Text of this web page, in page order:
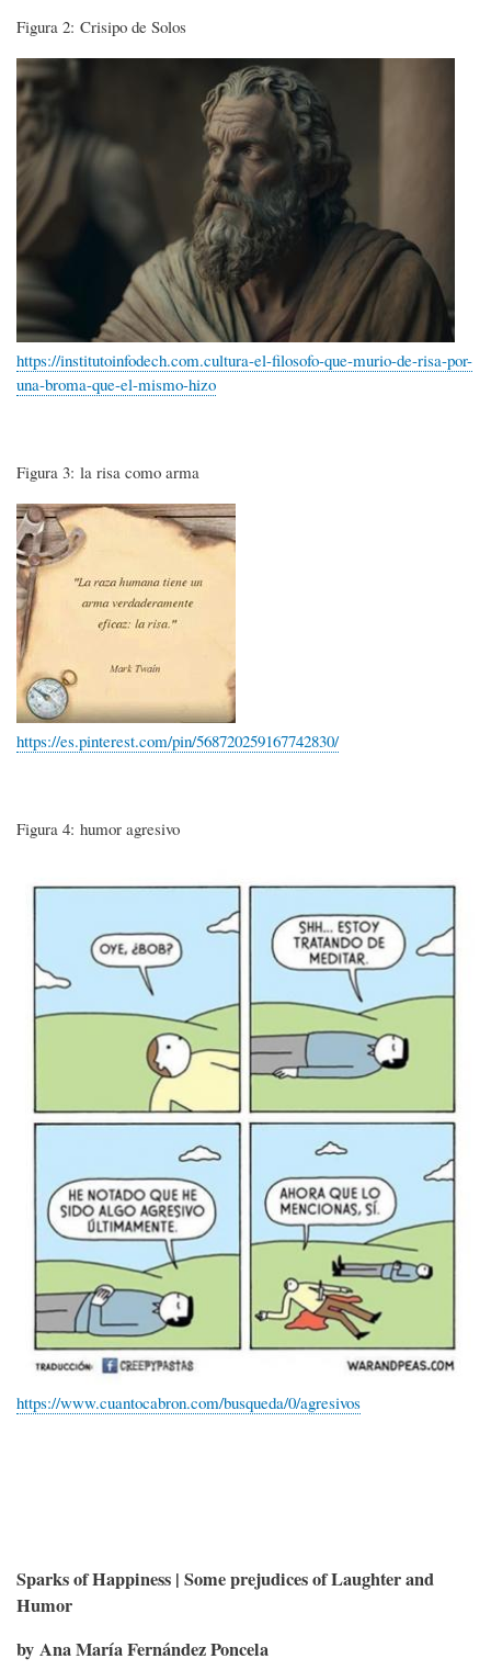
Figura 2: Crisipo de Solos
Imagen
https://institutoinfodech.com.cultura-el-filosofo-que-murio-de-risa-por-
una-broma-que-el-mismo-hizo
Figura 3: la risa como arma
Imagen
https://es.pinterest.com/pin/568720259167742830/
Figura 4: humor agresivo
https://www.cuantocabron.com/busqueda/0/agresivos
Sparks of Happiness | Some prejudices of Laughter and
Humor
by Ana María Fernández Poncela